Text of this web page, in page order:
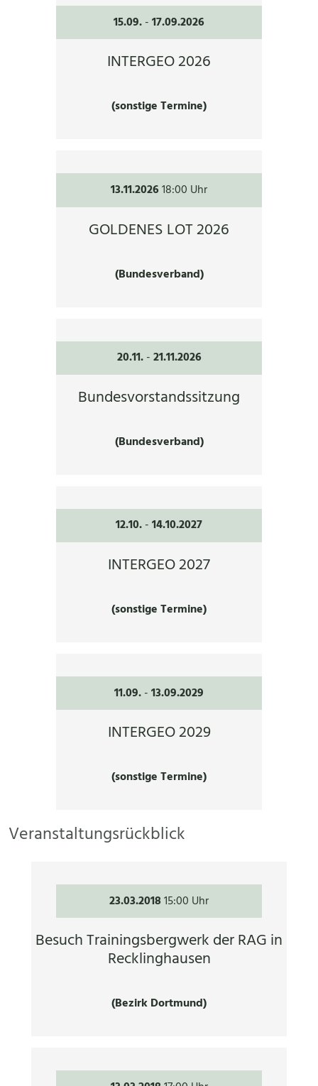
15.09.-17.09.2026
INTERGEO 2026
(sonstige Termine)
13.11.202618:00 Uhr
GOLDENES LOT 2026
(Bundesverband)
20.11. -21.11.2026
Bundesvorstandssitzung
(Bundesverband)
12.10.-14.10.2027
INTERGEO 2027
(sonstige Termine)
11.09.-13.09.2029
INTERGEO 2029
(sonstige Termine)
Veranstaltungsrückblick
23.03.201815:00 Uhr
Besuch Trainingsbergwerk der RAG in
Recklinghausen
(Bezirk Dortmund)